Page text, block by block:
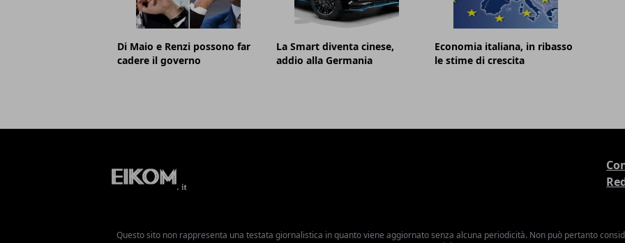
Di Maio e Renzi possono far
cadere il governo
La Smart diventa cinese,
addio alla Germania
Economia italiana, in ribasso
le stime di crescita
Questo sito non rappresenta una testata giornalistica in quanto viene aggiornato senza alcuna periodicità. Non può pertanto